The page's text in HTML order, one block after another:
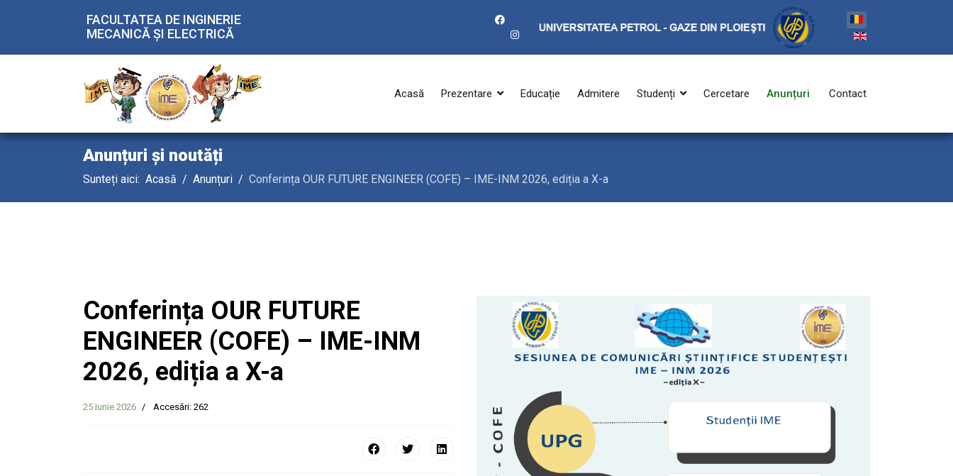
FACULTATEA DE INGINERIE
MECANICĂ ŞI ELECTRICĂ
Acasă Prezentare Educație Admitere Studenți Cercetare Anunțuri Contact
Anunțuri și noutăți
Sunteți aici: Acasă Anunțuri Conferința OUR FUTURE ENGINEER (COFE) – IME-INM 2026, ediția a X-a
Conferința OUR FUTURE
ENGINEER (COFE) – IME-INM
2026, ediția a X-a
25 Iunie 2026 Accesări: 262